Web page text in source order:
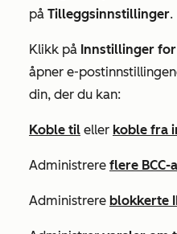
på Tilleggsinnstillinger.
Klikk på Innstillinger
åpner e-
din, der du kan:
Koble til eller koble fra
Administrere flere BCC-
Administrere blokkerte